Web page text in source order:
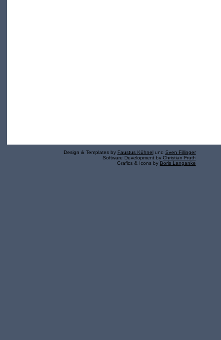
Design & Templates by Faustus Kühnel und Sven Fillinger
Software Development by Christian Fruth
Grafics & Icons by Boris Langanke